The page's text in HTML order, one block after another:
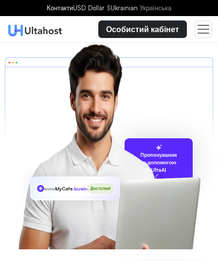
КонтактиUSD Dollar $Ukrainian Українська
Особистий кабінет
Пропонування
за допомогою
UltaAI
wwwMyCafe.businessДоступно!